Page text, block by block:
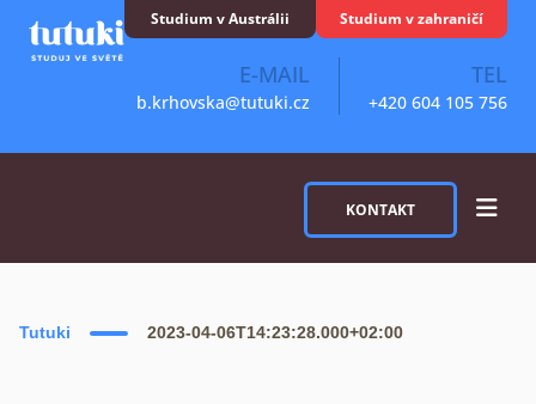
Studium v Austrálii Studium v zahraničí
E-MAIL
b.krhovska@tutuki.cz
TEL
+420 604 105 756
KONTAKT
Tutuki 2023-04-06T14:23:28.000+02:00